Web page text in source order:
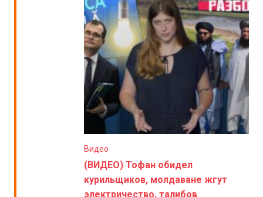
Видео
(ВИДЕО) Тофан обидел
курильщиков, молдаване жгут
электричество, талибов